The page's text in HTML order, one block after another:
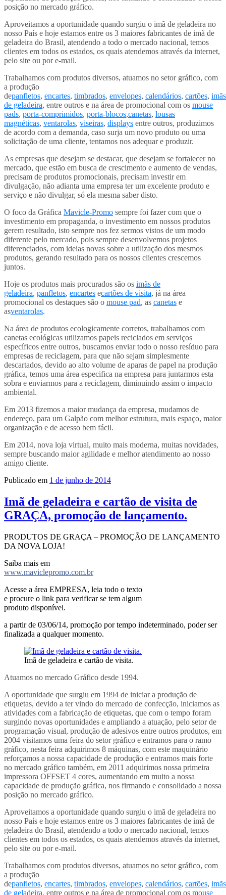
posição no mercado gráfico.
Aproveitamos a oportunidade quando surgiu o imã de geladeira no
nosso País e hoje estamos entre os 3 maiores fabricantes de imã de
geladeira do Brasil, atendendo a todo o mercado nacional, temos
clientes em todos os estados, os quais atendemos através da internet,
pelo site ou por e-mail.
Trabalhamos com produtos diversos, atuamos no setor gráfico, com
a produção
depanfletos, encartes, timbrados, envelopes, calendários, cartões, imãs
de geladeira, entre outros e na área de promocional com os mouse
pads, porta-comprimidos, porta-blocos,canetas, lousas
magnéticas, ventarolas, viseiras, displays entre outros, produzimos
de acordo com a demanda, caso surja um novo produto ou uma
solicitação de uma cliente, tentamos nos adequar e produzir.
As empresas que desejam se destacar, que desejam se fortalecer no
mercado, que estão em busca de crescimento e aumento de vendas,
precisam de produtos promocionais, precisam investir em
divulgação, não adianta uma empresa ter um excelente produto e
serviço e não divulgar, só ela mesma saber disto.
O foco da Gráfica Mavicle-Promo sempre foi fazer com que o
investimento em propaganda, o investimento em nossos produtos
gerem resultado, isto sempre nos fez sermos vistos de um modo
diferente pelo mercado, pois sempre desenvolvemos projetos
diferenciados, com ideias novas sobre a utilização dos mesmos
produtos, gerando resultado para os nossos clientes crescemos
juntos.
Hoje os produtos mais procurados são os imãs de
geladeira, panfletos, encartes ecartões de visita, já na área
promocional os destaques são o mouse pad, as canetas e
asventarolas.
Na área de produtos ecologicamente corretos, trabalhamos com
canetas ecológicas utilizamos papeis reciclados em serviços
específicos entre outros, buscamos enviar todo o nosso resíduo para
empresas de reciclagem, para que não sejam simplesmente
descartados, devido ao alto volume de aparas de papel na produção
gráfica, temos uma área especifica na empresa para juntarmos esta
sobra e enviarmos para a reciclagem, diminuindo assim o impacto
ambiental.
Em 2013 fizemos a maior mudança da empresa, mudamos de
endereço, para um Galpão com melhor estrutura, mais espaço, maior
organização e de acesso bem fácil.
Em 2014, nova loja virtual, muito mais moderna, muitas novidades,
sempre buscando maior agilidade e melhor atendimento ao nosso
amigo cliente.
Publicado em 1 de junho de 2014
Imã de geladeira e cartão de visita de
GRAÇA, promoção de lançamento.
PRODUTOS DE GRAÇA – PROMOÇÃO DE LANÇAMENTO
DA NOVA LOJA!
Saiba mais em
www.maviclepromo.com.br
Acesse a área EMPRESA, leia todo o texto
e procure o link para verificar se tem algum
produto disponível.
a partir de 03/06/14, promoção por tempo indeterminado, poder ser
finalizada a qualquer momento.
Imã de geladeira e cartão de visita.
Atuamos no mercado Gráfico desde 1994.
A oportunidade que surgiu em 1994 de iniciar a produção de
etiquetas, devido a ter vindo do mercado de confecção, iniciamos as
atividades com a fabricação de etiquetas, que com o tempo foram
surgindo novas oportunidades e ampliando a atuação, pelo setor de
programação visual, produção de adesivos entre outros produtos, em
2004 visitamos uma feira do setor gráfico e entramos para o ramo
gráfico, nesta feira adquirimos 8 máquinas, com este maquinário
reforçamos a nossa capacidade de produção e entramos mais forte
no mercado gráfico também, em 2011 adquirimos nossa primeira
impressora OFFSET 4 cores, aumentando em muito a nossa
capacidade de produção gráfica, nos firmando e consolidado a nossa
posição no mercado gráfico.
Aproveitamos a oportunidade quando surgiu o imã de geladeira no
nosso País e hoje estamos entre os 3 maiores fabricantes de imã de
geladeira do Brasil, atendendo a todo o mercado nacional, temos
clientes em todos os estados, os quais atendemos através da internet,
pelo site ou por e-mail.
Trabalhamos com produtos diversos, atuamos no setor gráfico, com
a produção
depanfletos, encartes, timbrados, envelopes, calendários, cartões, imãs
de geladeira, entre outros e na área de promocional com os mouse